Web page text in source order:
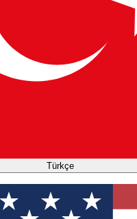
Türkçe